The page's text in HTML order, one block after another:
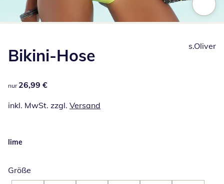
Bikini-Hose
26,99 €
nur 26,99 €
inkl. MwSt. zzgl. Versand
s.Oliver
lime
Größe